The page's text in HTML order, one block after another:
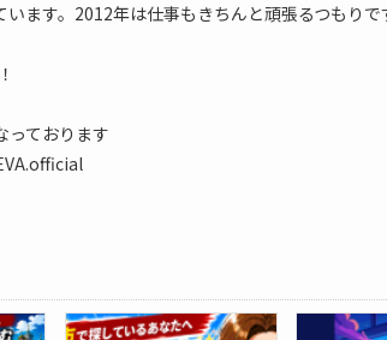
います。2012年は仕事もきちんと頑張るつもり
っております